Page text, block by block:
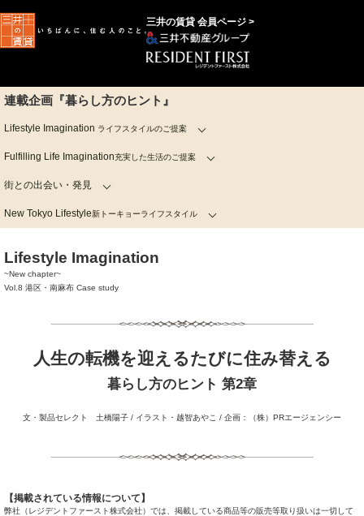
三井の賃貸 会員ページ >
連載企画『暮らし方のヒント』
Lifestyle Imagination ライフスタイルのご提案
Fulfilling Life Imagination充実した生活のご提案
街との出会い・発見
New Tokyo Lifestyle新トーキョーライフスタイル
Lifestyle Imagination
~New chapter~
Vol.8 港区・南麻布 Case study
人生の転機を迎えるたびに住み替える
暮らし方のヒント 第2章
文・製品セレクト 土橋陽子 / イラスト・越智あやこ / 企画：（株）PRエージェンシー
【掲載されている情報について】
弊社（レジデントファースト株式会社）では、掲載している商品等の販売等取り扱いは一切して